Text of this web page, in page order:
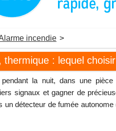
incendie >
thermique : lequel
la nuit, dans une pièce
signaux et gagner de
un détecteur de fumée